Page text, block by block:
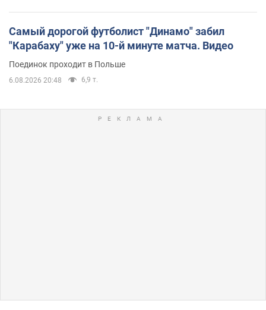
Самый дорогой футболист "Динамо" забил
"Карабаху" уже на 10-й минуте матча. Видео
Поединок проходит в Польше
6.08.2026 20:48 6,9 т.